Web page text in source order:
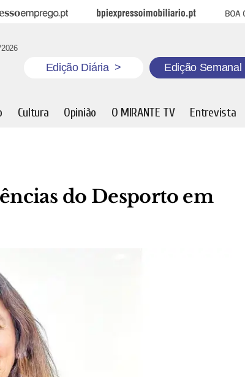
Emprego BPI Expresso Imobiliário Boa
Edição Diária > Edição Semanal
Cultura Opinião O MIRANTE TV Entrevista
do Desporto em